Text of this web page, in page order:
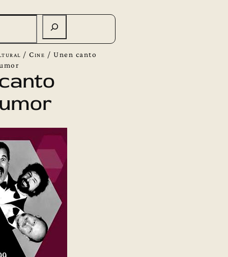
/Cine /Unen canto